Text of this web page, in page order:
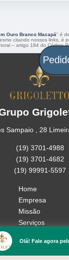
Ouro Branco Macapá" é
citando nossos links, é
– artigo 184 do Código
Sampaio , 28
(19) 3701-4988
(19) 3701-4682
(19) 99991-5597
Home
Empresa
Missão
Serviços
Mapa do site
Mais Serviços
Olá! Fale agora